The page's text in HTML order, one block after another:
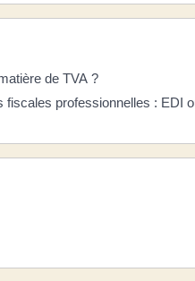
de TVA ?
professionnelles : EDI